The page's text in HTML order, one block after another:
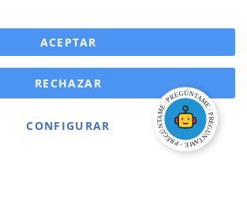
ACEPTAR
CONFIGURAR
RECHAZAR